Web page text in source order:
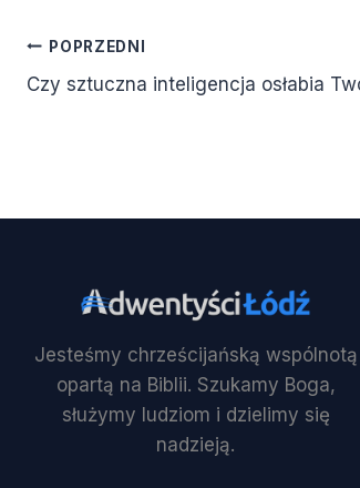
Nawigacja
wpisu
POPRZEDNI
Czy sztuczna inteligencja osłabia
Jesteśmy chrześcijańską wspólnotą
opartą na Biblii. Szukamy Boga,
służymy ludziom i dzielimy się
nadzieją.